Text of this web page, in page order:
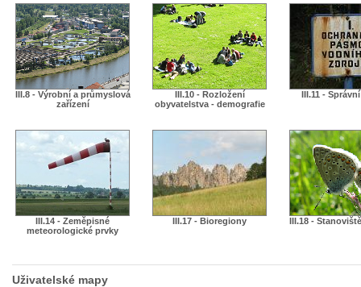
III.8 - Výrobní a průmyslová
zařízení
III.10 - Rozložení
obyvatelstva - demografie
III.11 -
III.14 - Zeměpisné
meteorologické prvky
III.17 - Bioregiony III.18 -
Uživatelské mapy